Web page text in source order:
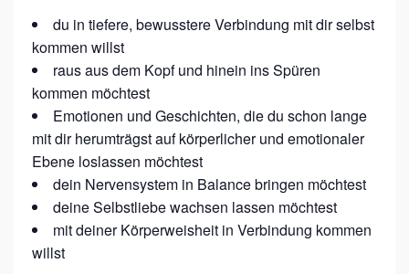
D
B
R
E
A
T
H
W
O
du in tiefere, bewusstere Verbindung mit dir selbst
kommen willst
raus aus dem Kopf und hinein ins Spüren
kommen möchtest
Emotionen und Geschichten, die du schon lange
mit dir herumträgst auf körperlicher und emotionaler
Ebene loslassen möchtest
dein Nervensystem in Balance bringen möchtest
deine Selbstliebe wachsen lassen möchtest
mit deiner Körperweisheit in Verbindung kommen
willst